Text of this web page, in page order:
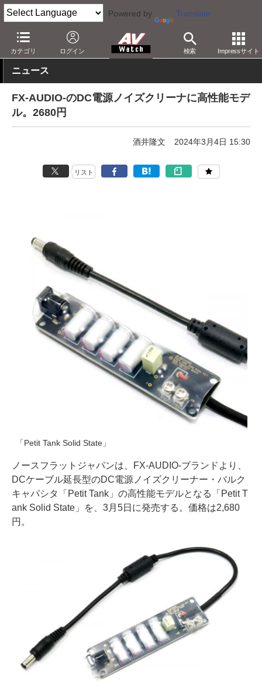
Powered by Translate
カテゴリ ログイン 検索 Impressサイト
AV Watch 製品 オーディオアクセサリ
ニュース
FX-AUDIO-のDC電源ノイズクリーナに高性能モデ
ル。2680円
酒井隆文 2024年3月4日 15:30
リスト
「Petit Tank Solid State」
ノースフラットジャパンは、FX-AUDIO-ブランドより、
DCケーブル延長型のDC電源ノイズクリーナー・バルク
キャパシタ「Petit Tank」の高性能モデルとなる「Petit T
ank Solid State」を、3月5日に発売する。価格は2,680
円。